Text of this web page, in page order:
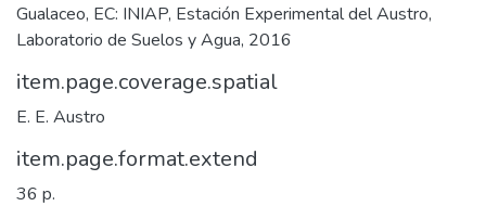
Gualaceo, EC: INIAP, Estación Experimental del Austro,
Laboratorio de Suelos y Agua, 2016
item.page.coverage.spatial
E. E. Austro
item.page.format.extend
36 p.